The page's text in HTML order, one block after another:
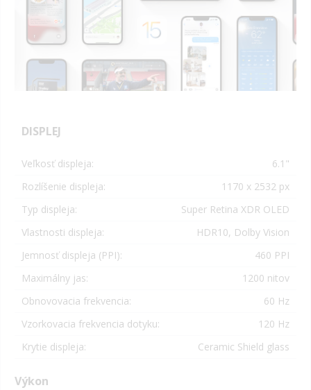
DISPLEJ
Veľkosť displeja: 6.1 "
Rozlíšenie displeja:
1170 x 2532 px
Typ displeja:
Super Retina XDR OLED
Vlastnosti displeja:
HDR10, Dolby Vision
Jemnosť displeja (PPI):
460 PPI
Maximálny jas:
1200 nitov
Obnovovacia frekvencia:
60 Hz
Vzorkovacia frekvencia dotyku:
120 Hz
Krytie displeja:
Ceramic Shield glass
Výkon